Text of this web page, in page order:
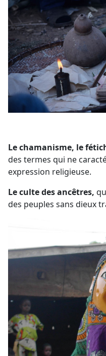
Le chamanisme, le
des termes qui ne
expression religieuse.
Le culte des ancêtres,
des peuples sans dieux